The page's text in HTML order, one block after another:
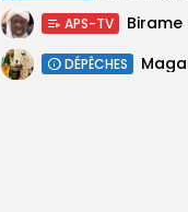
APS-TV
DÉPÊCHES